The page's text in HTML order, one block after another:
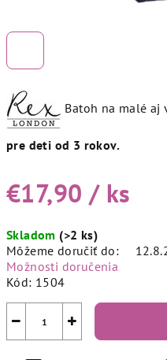
Batoh na malé aj
pre deti od 3 rokov.
€17,90 / ks
cena:
Skladom (>2 ks)
Môžeme doručiť do:
Možnosti doručenia
Kód: 1504
+
−